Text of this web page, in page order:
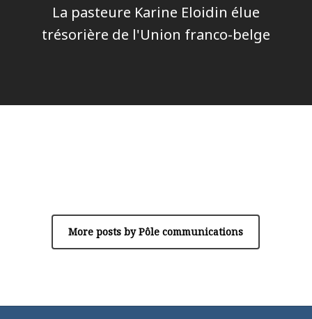
La pasteure Karine Eloidin élue
trésorière de l'Union franco-belge
More posts by Pôle communications